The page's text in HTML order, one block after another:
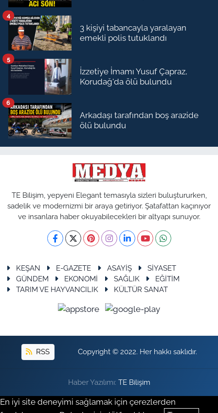
3 kişiyi tabancayla yaralayan
emekli polis tutuklandı
4
İzzetiye İmamı Yusuf Çapraz,
Korudağ'da ölü bulundu
5
Arkadaşı tarafından boş arazide
ölü bulundu
6
TE Bilişim, yepyeni Elegant temasıyla sizleri buluştururken,
sadelik ve modernizmi bir araya getiriyor. Şatafattan kaçınıyor
ve insanlara haber okuyabilecekleri bir altyapı sunuyor.
KEŞAN E-GAZETE ASAYİŞ
SİYASET
GÜNDEM
EKONOMİ SAĞLIK
EĞİTİM
TARIM VE HAYVANCILIK
KÜLTÜR SANAT
RSS Copyright © 2022. Her hakkı saklıdır.
Haber Yazılımı: TE Bilişim
En iyi site deneyimi sağlamak için çerezlerden